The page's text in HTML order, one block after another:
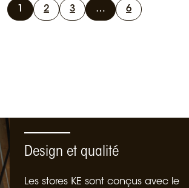
2 3 … 6
Design et qualité
Les stores KE sont conçus avec le